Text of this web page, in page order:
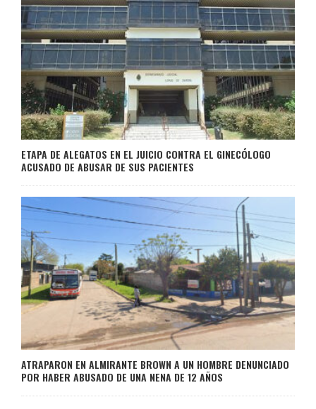
ETAPA DE ALEGATOS EN EL JUICIO CONTRA EL GINECÓLOGO
ACUSADO DE ABUSAR DE SUS PACIENTES
ATRAPARON EN ALMIRANTE BROWN A UN HOMBRE DENUNCIADO
POR HABER ABUSADO DE UNA NENA DE 12 AÑOS